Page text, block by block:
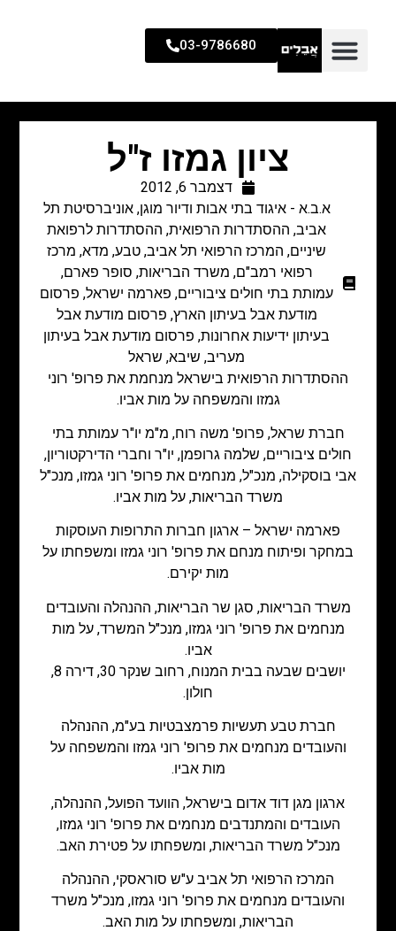
03-9786680
ציון גמזו ז"ל
דצמבר 6, 2012
א.ב.א - איגוד בתי אבות ודיור מוגן,אוניברסיטת תל
אביב, ההסתדרות הרפואית, ההסתדרות לרפואת
שיניים, המרכז הרפואי תל אביב, טבע, מדא, מרכז
רפואי רמב"ם, משרד הבריאות, סופר פארם,
עמותת בתי חולים ציבוריים, פארמה ישראל, פרסום
מודעת אבל בעיתון הארץ, פרסום מודעת אבל
בעיתון ידיעות אחרונות, פרסום מודעת אבל בעיתון
מעריב, שיבא, שראל
ההסתדרות הרפואית בישראל מנחמת את פרופ' רוני
גמזו והמשפחה על מות אביו.
חברת שראל, פרופ' משה רוח, מ"מ יו"ר עמותת בתי
חולים ציבוריים, שלמה גרופמן, יו"ר וחברי הדירקטוריון,
אבי בוסקילה, מנכ"ל, מנחמים את פרופ' רוני גמזו, מנכ"ל
משרד הבריאות, על מות אביו.
פארמה ישראל – ארגון חברות התרופות העוסקות
במחקר ופיתוח מנחם את פרופ' רוני גמזו ומשפחתו על
מות יקירם.
משרד הבריאות, סגן שר הבריאות, ההנהלה והעובדים
מנחמים את פרופ' רוני גמזו, מנכ"ל המשרד, על מות
אביו.
יושבים שבעה בבית המנוח, רחוב שנקר 30, דירה 8,
חולון.
חברת טבע תעשיות פרמצבטיות בע"מ, ההנהלה
והעובדים מנחמים את פרופ' רוני גמזו והמשפחה על
מות אביו.
ארגון מגן דוד אדום בישראל, הוועד הפועל, ההנהלה,
העובדים והמתנדבים מנחמים את פרופ' רוני גמזו,
מנכ"ל משרד הבריאות, ומשפחתו על פטירת האב.
המרכז הרפואי תל אביב ע"ש סוראסקי, ההנהלה
והעובדים מנחמים את פרופ' רוני גמזו, מנכ"ל משרד
הבריאות, ומשפחתו על מות האב.